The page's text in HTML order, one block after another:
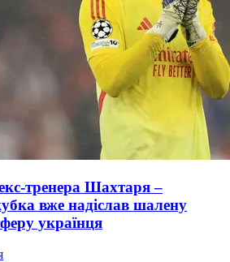
тренера Шахтаря –
вже надіслав шалену
українця